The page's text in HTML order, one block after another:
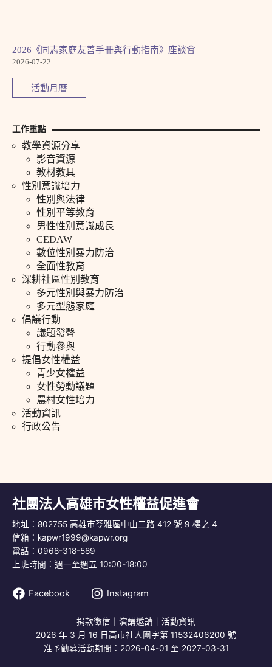
2026《同志家庭友善手冊與行動指南》座談會
2026-07-22
活動月曆
工作重點
教學資源分享
影音資源
教材教具
性別意識培力
性別與法律
性別平等教育
男性性別意識成長
CEDAW
數位性別暴力防治
全面性教育
深耕社區性別教育
多元性別與暴力防治
多元型態家庭
倡議行動
議題發聲
行動參與
提倡女性權益
青少女權益
女性勞動議題
農村女性培力
活動資訊
行政公告
社團法人高雄市女性權益促進會
地址：802755 高雄市苓雅區中山二路 412 號 9 樓之 4
信箱： kapwr1999@kapwr.org
電話：0968-318-589
上班時間：週一至週五 10:00-18:00
Facebook Instagram
捐款徵信 演講邀請
活動資訊
2026 年 3 月 16 日高市社人團字第 11532406200 號
准予勸募活動期間：2026-04-01 至 2027-03-31